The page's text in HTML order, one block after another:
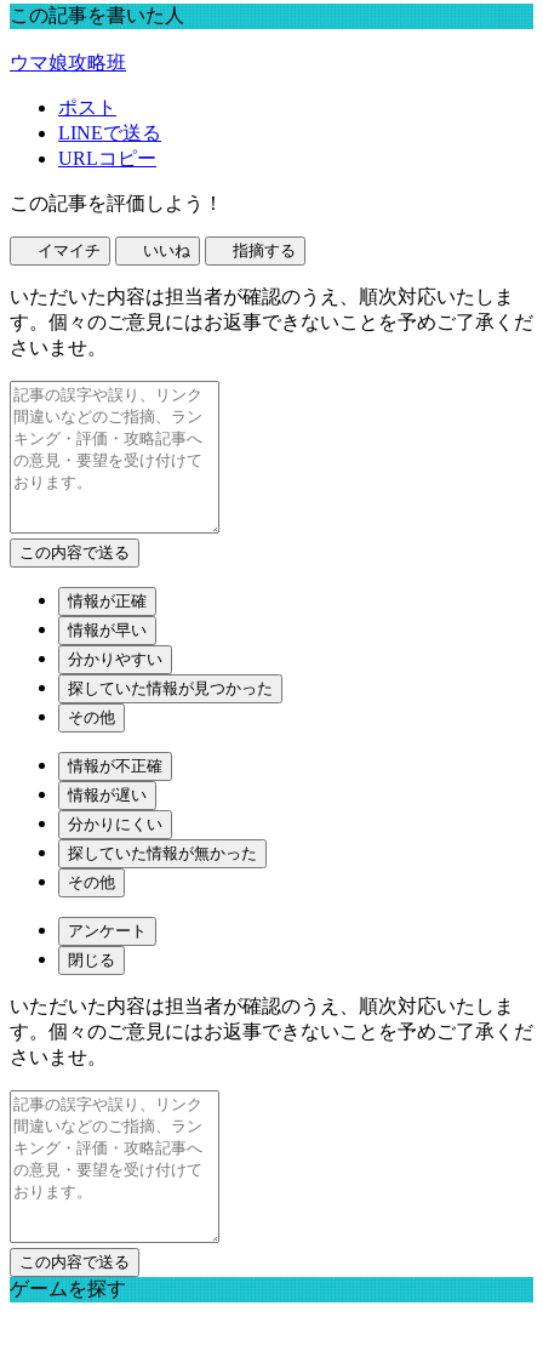
この記事を書いた人
ウマ娘攻略班
ポスト
LINEで送る
URLコピー
この記事を評価しよう！
イマイチ いいね 指摘する
いただいた内容は担当者が確認のうえ、順次対応いたしま
す。個々のご意見にはお返事できないことを予めご了承くだ
さいませ。
情報が正確
情報が早い
分かりやすい
探していた情報が見つかった
その他
情報が不正確
情報が遅い
分かりにくい
探していた情報が無かった
その他
アンケート
閉じる
いただいた内容は担当者が確認のうえ、順次対応いたしま
す。個々のご意見にはお返事できないことを予めご了承くだ
さいませ。
ゲームを探す